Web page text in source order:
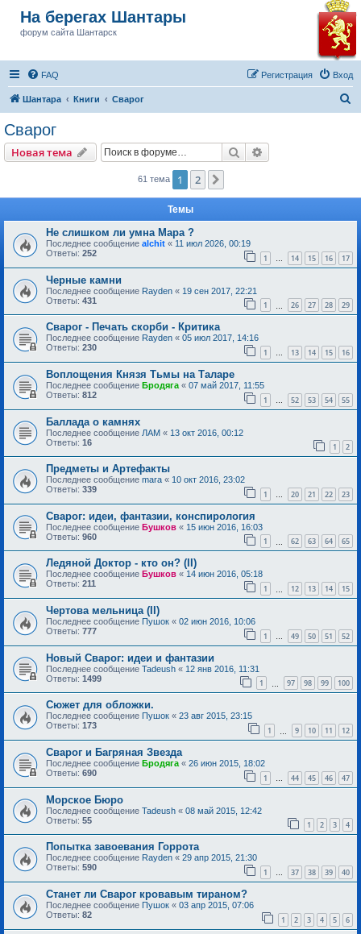
На берегах Шантары
форум сайта Шантарск
FAQ Вход
Регистрация
Шантара Книги Сварог
Сварог
Новая тема Поиск
61 тема 1 2
Темы
Не слишком ли умна Мара ?
Последнее сообщение alchit « 11 июл 2026, 00:19
Ответы: 252 1 … 14 15 16 17
Черные камни
Последнее сообщение Rayden « 19 сен 2017, 22:21
Ответы: 431 1 26 27 28 29
Сварог - Печать скорби - Критика
Последнее сообщение Rayden « 05 июл 2017, 14:16
Ответы: 230 1 … 13 14 15 16
Воплощения Князя Тьмы на Таларе
Последнее сообщение Бродяга « 07 май 2017, 11:55
Ответы: 812 1 … 52 53 54 55
Баллада о камнях
Последнее сообщение ЛАМ « 13 окт 2016, 00:12
Ответы: 16 1 2
Предметы и Артефакты
Последнее сообщение mara « 10 окт 2016, 23:02
Ответы: 339 1 … 20 21 22 23
Сварог: идеи, фантазии, конспирология
Последнее сообщение Бушков « 15 июн 2016, 16:03
Ответы: 960 1 62 63 64 65
Ледяной Доктор - кто он? (II)
Последнее сообщение Бушков « 14 июн 2016, 05:18
Ответы: 211 1 12 13 14 15
Чертова мельница (II)
Последнее сообщение Пушок « 02 июн 2016, 10:06
Ответы: 777 1 … 49 50 51 52
Новый Сварог: идеи и фантазии
Последнее сообщение Tadeush « 12 янв 2016, 11:31
Ответы: 1499 1 97 98 99 100
Сюжет для обложки.
Последнее сообщение Пушок « 23 авг 2015, 23:15
Ответы: 173 1 9 10 11 12
Сварог и Багряная Звезда
Последнее сообщение Бродяга « 26 июн 2015, 18:02
Ответы: 690 1 … 44 45 46 47
Морское Бюро
Последнее сообщение Tadeush « 08 май 2015, 12:42
Ответы: 55 1 2 3 4
Попытка завоевания Горрота
Последнее сообщение Rayden « 29 апр 2015, 21:30
Ответы: 590 1 … 37 38 39 40
Станет ли Сварог кровавым тираном?
Последнее сообщение Пушок « 03 апр 2015, 07:06
Ответы: 82 1 2 3 4 5 6